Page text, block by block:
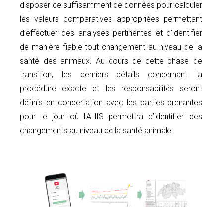
disposer de suffisamment de données pour calculer
les valeurs comparatives appropriées permettant
d’effectuer des analyses pertinentes et d’identifier
de manière fiable tout changement au niveau de la
santé des animaux. Au cours de cette phase de
transition, les derniers détails concernant la
procédure exacte et les responsabilités seront
définis en concertation avec les parties prenantes
pour le jour où l'AHIS permettra d’identifier des
changements au niveau de la santé animale.